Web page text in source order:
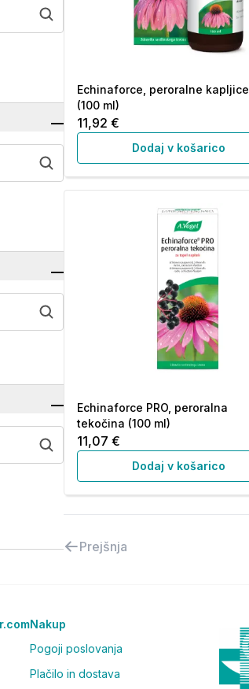
Echinaforce, peroralne kapljice
(100 ml)
11,92 €
Dodaj v košarico
Echinaforce PRO, peroralna
tekočina (100 ml)
11,07 €
Dodaj v košarico
Prejšnja
Nakup
Pogoji poslovanja
Plačilo in dostava